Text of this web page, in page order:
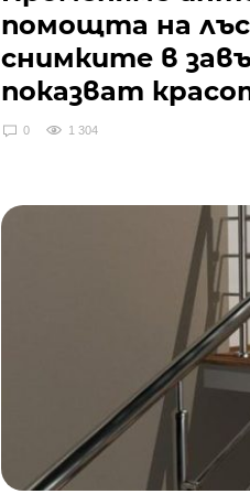
помощта на
снимките в
показват
0 1 304